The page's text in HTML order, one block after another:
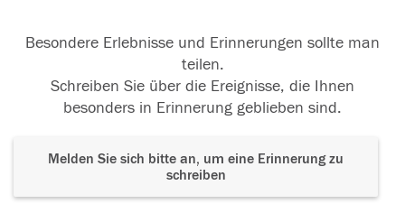
Besondere Erlebnisse und Erinnerungen sollte man
teilen.
Schreiben Sie über die Ereignisse, die Ihnen
besonders in Erinnerung geblieben sind.
Melden Sie sich bitte an, um eine Erinnerung zu
schreiben